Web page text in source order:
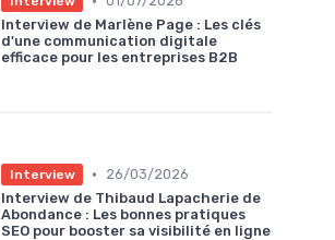
Interview de Marlène Page : Les clés
d'une communication digitale
efficace pour les entreprises B2B
Interview •
26/03/2026
Interview de Thibaud Lapacherie de
Abondance : Les bonnes pratiques
SEO pour booster sa visibilité en ligne